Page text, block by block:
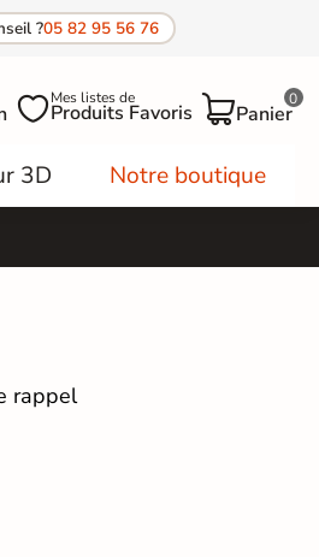
?05 82 95 56 76
Mes listes de
Produits Favoris Panier
0
3D Notre boutique
rappel